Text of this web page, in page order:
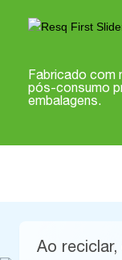
Fabricado com
pós-consumo
embalagens.
Ao